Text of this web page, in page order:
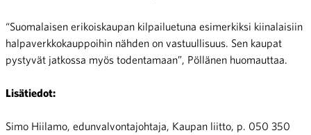
“Suomalaisen erikoiskaupan kilpailuetuna esimerkiksi kiinalaisiin
halpaverkkokauppoihin nähden on vastuullisuus. Sen kaupat
pystyvät jatkossa myös todentamaan”, Pöllänen huomauttaa.
Lisätiedot:
Simo Hiilamo, edunvalvontajohtaja, Kaupan liitto, p. 050 350